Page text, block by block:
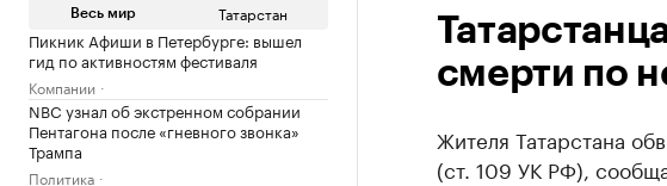
Весь мир Татарстан
Пикник Афиши в Петербурге: вышел
гид по активностям фестиваля
Компании
NBC узнал об экстренном собрании
Пентагона после «гневного звонка»
Трампа
Политика
смерти по
Жителя Татарстана
(ст. 109 УК РФ),